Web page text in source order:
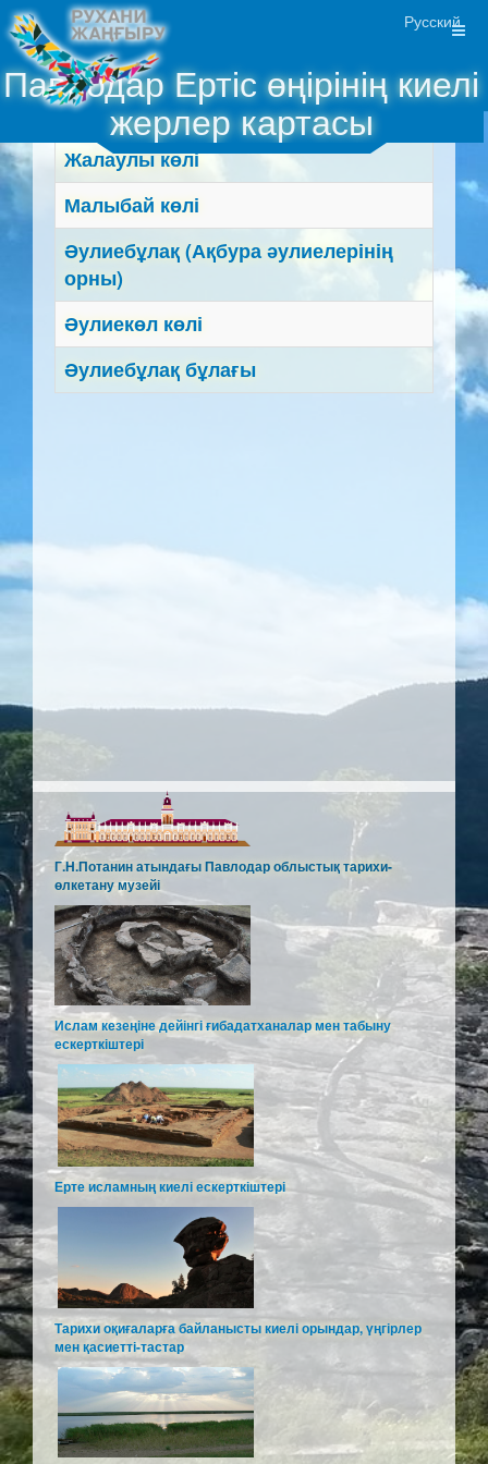
Русский
Павлодар Ертіс өңірінің киелі
жерлер картасы
Жалаулы көлі
Малыбай көлі
Әулиебұлақ (Ақбура әулиелерінің
орны)
Әулиекөл көлі
Әулиебұлақ бұлағы
Г.Н.Потанин атындағы Павлодар облыстық тарихи-
өлкетану музейі
Ислам кезеңіне дейінгі ғибадатханалар мен табыну
ескерткіштері
Ерте исламның киелі ескерткіштері
Тарихи оқиғаларға байланысты киелі орындар, үңгірлер
мен қасиетті-тастар